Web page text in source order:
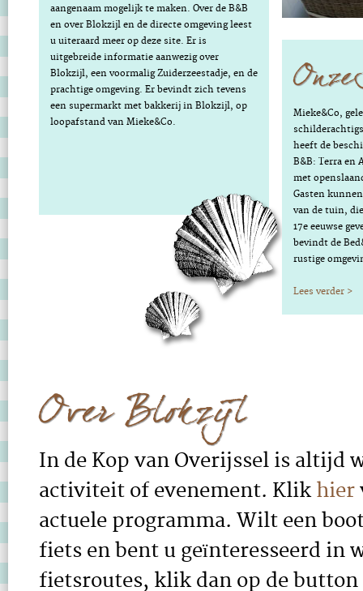
aangenaam mogelijk te maken. Over de B&B
en over Blokzijl en de directe omgeving leest
u uiteraard meer op deze site. Er is
uitgebreide informatie aanwezig over
Blokzijl, een voormalig Zuiderzeestadje, en de
prachtige omgeving. Er bevindt zich tevens
een supermarkt met bakkerij in Blokzijl, op
loopafstand van Mieke&Co.
Mieke&Co,
heeft de
B&B: Terra en
met
Gasten
van de tuin,
17e eeuwse
bevindt de
rustige
Lees verder >
Over Blokzijl
In de Kop van Overijssel is altijd
activiteit of evenement. Klik hier
actuele programma. Wilt een
fiets en bent u geïnteresseerd in
fietsroutes, klik dan op de